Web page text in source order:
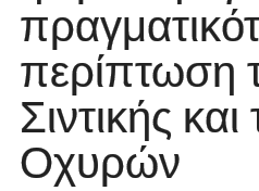
περίπτωση
Σιντικής
Οχυρών